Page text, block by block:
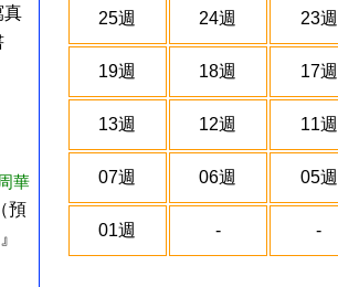
真
華
預
25週 24週 23週
19週 18週 17週
13週 12週 11週
07週 06週 05週
01週 - -